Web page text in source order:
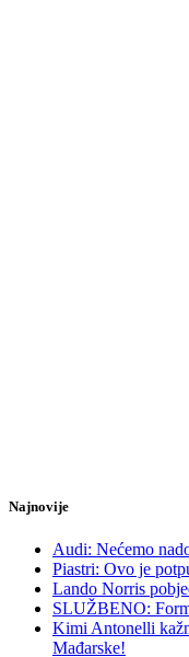
Najnovije
Audi: Nećemo
Piastri: Ovo je
Lando Norris
SLUŽBENO:
Kimi Antonelli
Mađarske!